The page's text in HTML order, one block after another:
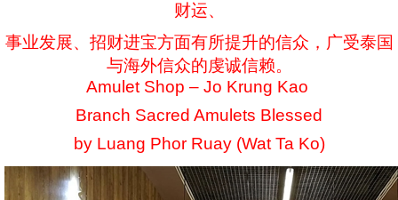
财运、
事业发展、招财进宝方面有所提升的信众，广受泰国
与海外信众的虔诚信赖。
Amulet Shop – Jo Krung Kao
Branch Sacred Amulets Blessed
by Luang Phor Ruay (Wat Ta Ko)